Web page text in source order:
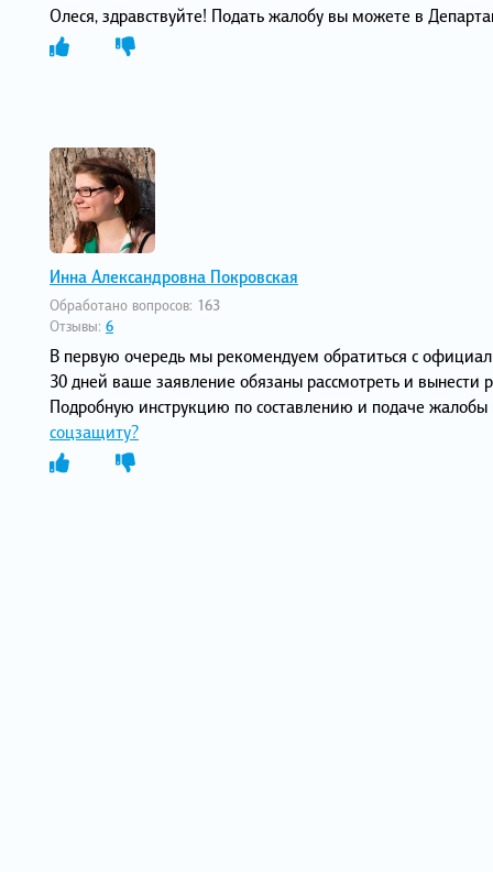
Олеся, здравствуйте! Подать жалобу вы можете в
Инна Александровна Покровская
Обработано вопросов: 163
Отзывы: 6
В первую очередь мы рекомендуем обратиться с
30 дней ваше заявление обязаны рассмотреть и
Подробную инструкцию по составлению и подаче
соцзащиту?